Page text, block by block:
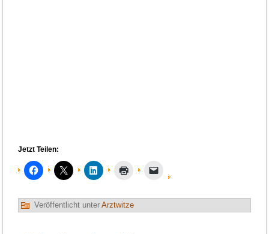
Jetzt Teilen:
Veröffentlicht unter Arztwitze